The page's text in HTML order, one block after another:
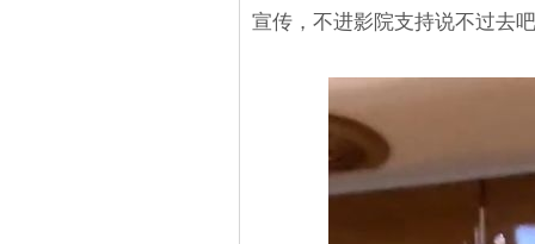
宣传，不进影院支持说不过去